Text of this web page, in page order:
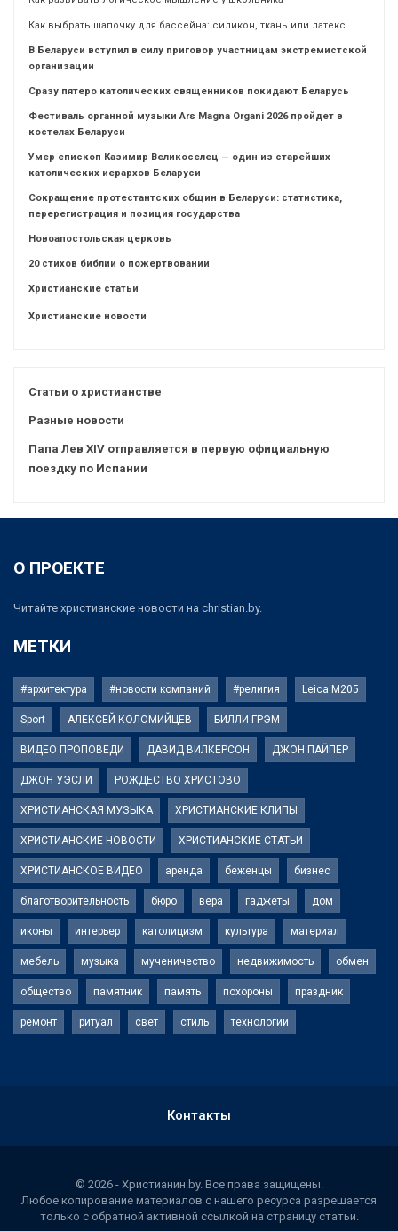
Как выбрать шапочку для бассейна: силикон, ткань или латекс
В Беларуси вступил в силу приговор участницам экстремистской
организации
Сразу пятеро католических священников покидают Беларусь
Фестиваль органной музыки Ars Magna Organi 2026 пройдет в
костелах Беларуси
Умер епископ Казимир Великоселец — один из старейших
католических иерархов Беларуси
Сокращение протестантских общин в Беларуси: статистика,
перерегистрация и позиция государства
Новоапостольская церковь
20 стихов библии о пожертвовании
Христианские статьи
Христианские новости
Статьи о христианстве
Разные новости
Папа Лев XIV отправляется в первую официальную
поездку по Испании
О ПРОЕКТЕ
Читайте христианские новости на christian.by.
МЕТКИ
#архитектура #новости компаний #религия Leica M205
Sport АЛЕКСЕЙ КОЛОМИЙЦЕВ БИЛЛИ ГРЭМ
ВИДЕО ПРОПОВЕДИ ДАВИД ВИЛКЕРСОН ДЖОН ПАЙПЕР
ДЖОН УЭСЛИ РОЖДЕСТВО ХРИСТОВО
ХРИСТИАНСКАЯ МУЗЫКА ХРИСТИАНСКИЕ КЛИПЫ
ХРИСТИАНСКИЕ НОВОСТИ ХРИСТИАНСКИЕ СТАТЬИ
ХРИСТИАНСКОЕ ВИДЕО аренда беженцы бизнес
благотворительность бюро вера гаджеты дом
иконы интерьер католицизм культура материал
мебель музыка мученичество недвижимость обмен
общество памятник память похороны праздник
ремонт ритуал свет стиль технологии
Контакты
© 2026 - Христианин.by. Все права защищены.
Любое копирование материалов с нашего ресурса разрешается
только с обратной активной ссылкой на страницу статьи.